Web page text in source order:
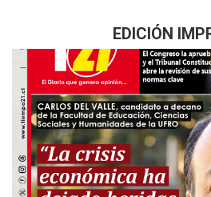
EDICIÓN